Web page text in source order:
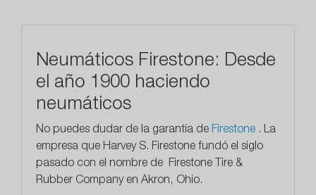
Neumáticos Firestone: Desde
el año 1900 haciendo
neumáticos
No puedes dudar de la garantía de Firestone . La
empresa que Harvey S. Firestone fundó el siglo
pasado con el nombre de Firestone Tire &
Rubber Company en Akron, Ohio.